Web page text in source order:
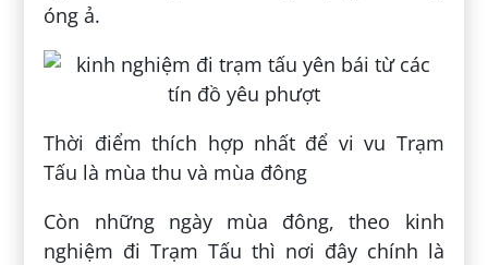
óng ả.
Thời điểm thích hợp nhất để vi vu Trạm
Tấu là mùa thu và mùa đông
Còn những ngày mùa đông, theo kinh
nghiệm đi Trạm Tấu thì nơi đây chính là